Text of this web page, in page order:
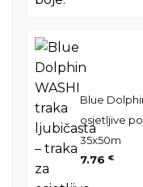
Blue
osjetljive
35x50m
7.76 €